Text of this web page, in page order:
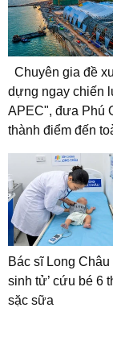
Chuyên gia đề
dựng ngay chiến
APEC", đưa Phú
thành điểm đến
Bác sĩ Long Châu
sinh tử’ cứu bé 6
sặc sữa